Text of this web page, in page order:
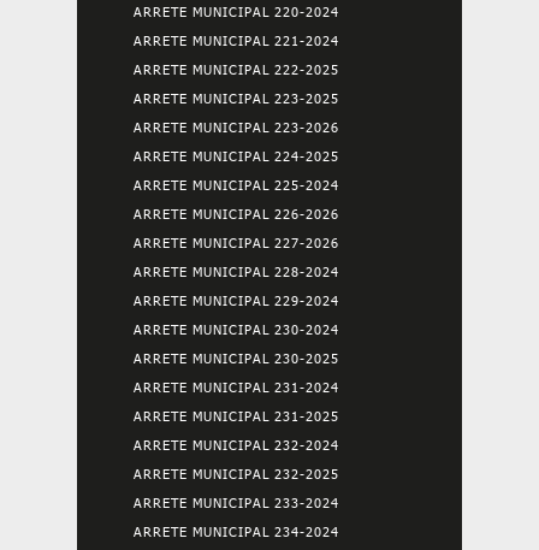
ARRETE MUNICIPAL 220-2024
ARRETE MUNICIPAL 221-2024
ARRETE MUNICIPAL 222-2025
ARRETE MUNICIPAL 223-2025
ARRETE MUNICIPAL 223-2026
ARRETE MUNICIPAL 224-2025
ARRETE MUNICIPAL 225-2024
ARRETE MUNICIPAL 226-2026
ARRETE MUNICIPAL 227-2026
ARRETE MUNICIPAL 228-2024
ARRETE MUNICIPAL 229-2024
ARRETE MUNICIPAL 230-2024
ARRETE MUNICIPAL 230-2025
ARRETE MUNICIPAL 231-2024
ARRETE MUNICIPAL 231-2025
ARRETE MUNICIPAL 232-2024
ARRETE MUNICIPAL 232-2025
ARRETE MUNICIPAL 233-2024
ARRETE MUNICIPAL 234-2024